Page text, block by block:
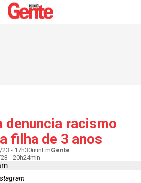
denuncia racismo
filha de 3 anos
23 - 17h30minEmGente
- 20h24min